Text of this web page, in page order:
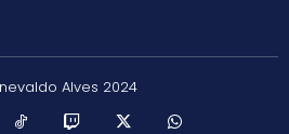
Alves 2024